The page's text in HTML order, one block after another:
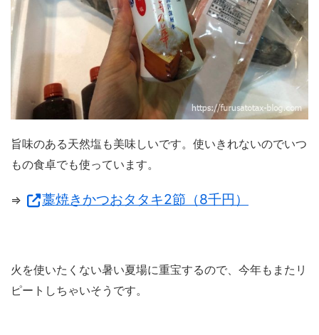
旨味のある天然塩も美味しいです。使いきれないのでいつ
もの食卓でも使っています。
⇒ 藁焼きかつおタタキ2節（8千円）
火を使いたくない暑い夏場に重宝するので、今年もまたリ
ピートしちゃいそうです。